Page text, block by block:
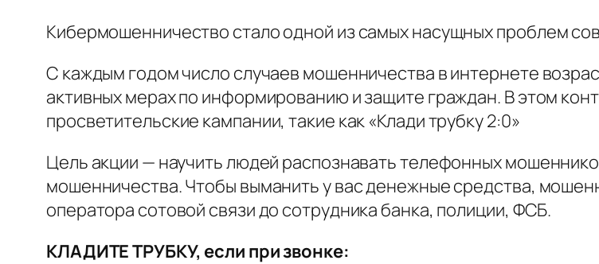
Кибермошенничество стало одной из самых насущных проблем
С каждым годом число случаев мошенничества в интернете
активных мерах по информированию и защите граждан. В этом
просветительские кампании, такие как «Клади трубку 2:0»
Цель акции — научить людей распознавать телефонных
мошенничества. Чтобы выманить у вас денежные средства,
оператора сотовой связи до сотрудника банка, полиции, ФСБ.
КЛАДИТЕ ТРУБКУ, если при звонке: